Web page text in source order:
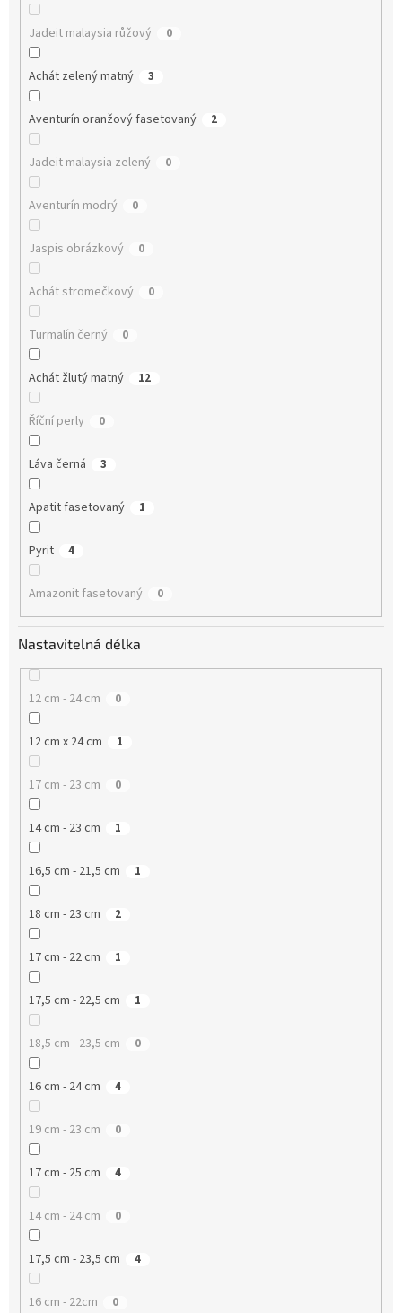
Jadeit malaysia růžový 0
Achát zelený matný 3
Aventurín oranžový fasetovaný 2
Jadeit malaysia zelený 0
Aventurín modrý 0
Jaspis obrázkový 0
Achát stromečkový 0
Turmalín černý 0
Achát žlutý matný 12
Říční perly 0
Láva černá 3
Apatit fasetovaný 1
Pyrit 4
Amazonit fasetovaný 0
Nastavitelná délka
12 cm - 24 cm 0
12 cm x 24 cm 1
17 cm - 23 cm 0
14 cm - 23 cm 1
16,5 cm - 21,5 cm 1
18 cm - 23 cm 2
17 cm - 22 cm 1
17,5 cm - 22,5 cm 1
18,5 cm - 23,5 cm 0
16 cm - 24 cm 4
19 cm - 23 cm 0
17 cm - 25 cm 4
14 cm - 24 cm 0
17,5 cm - 23,5 cm 4
16 cm - 22cm 0